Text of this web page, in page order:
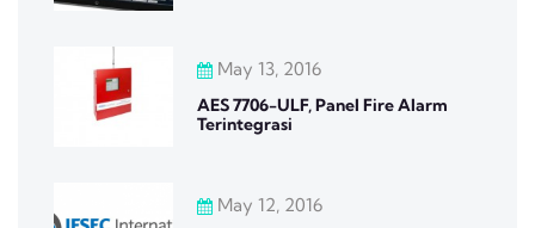
May 13, 2016
AES 7706-ULF, Panel Fire Alarm
Terintegrasi
May 12, 2016